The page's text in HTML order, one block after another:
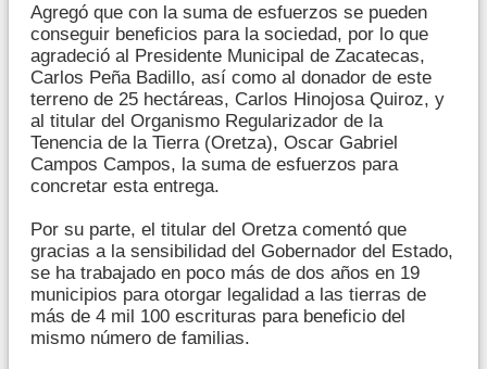
Agregó que con la suma de esfuerzos se pueden
conseguir beneficios para la sociedad, por lo que
agradeció al Presidente Municipal de Zacatecas,
Carlos Peña Badillo, así como al donador de este
terreno de 25 hectáreas, Carlos Hinojosa Quiroz, y
al titular del Organismo Regularizador de la
Tenencia de la Tierra (Oretza), Oscar Gabriel
Campos Campos, la suma de esfuerzos para
concretar esta entrega.
Por su parte, el titular del Oretza comentó que
gracias a la sensibilidad del Gobernador del Estado,
se ha trabajado en poco más de dos años en 19
municipios para otorgar legalidad a las tierras de
más de 4 mil 100 escrituras para beneficio del
mismo número de familias.